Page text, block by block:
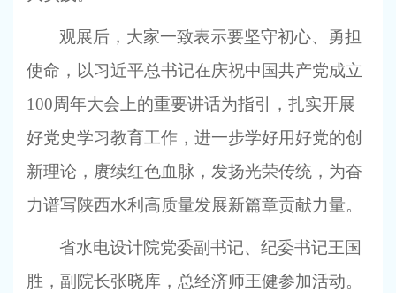
观展后，大家一致表示要坚守初心、勇担
使命，以习近平总书记在庆祝中国共产党成立
100周年大会上的重要讲话为指引，扎实开展
好党史学习教育工作，进一步学好用好党的创
新理论，赓续红色血脉，发扬光荣传统，为奋
力谱写陕西水利高质量发展新篇章贡献力量。
省水电设计院党委副书记、纪委书记王国
胜，副院长张晓库，总经济师王健参加活动。